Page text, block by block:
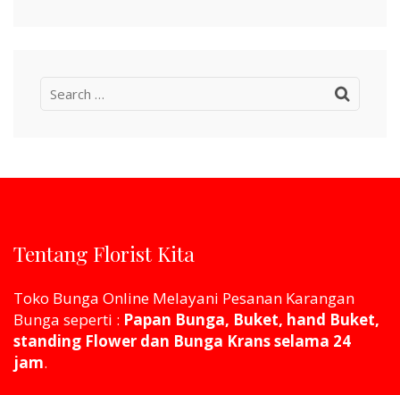
Search
Tentang Florist Kita
Toko Bunga Online Melayani Pesanan Karangan
Bunga seperti : Papan Bunga, Buket, hand Buket,
standing Flower dan Bunga Krans selama 24
jam.